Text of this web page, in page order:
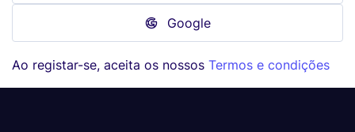
Google
Ao registar-se, aceita os nossos Termos e condições